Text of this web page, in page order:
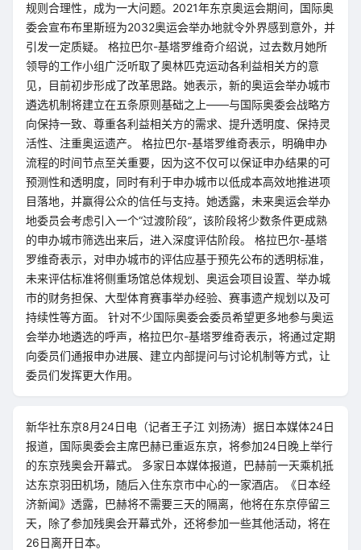
规则合理性，成为一大问题。2021年东京奥运会期间，国际奥
委会宣布布里斯班为2032奥运会举办地就令外界感到意外，并
引发一定质疑。 格拉巴尔-基塔罗维奇介绍说，过去数月她所
领导的工作小组广泛听取了奥林匹克运动各利益相关方的意
见，目前初步形成了改革思路。她表示，新的奥运会举办城市
遴选机制将建立在五条原则基础之上——与国际奥委会战略方
向保持一致、尊重各利益相关方的需求、提升透明度、保持灵
活性、注重奥运遗产。 格拉巴尔-基塔罗维奇表示，明确申办
流程的时间节点至关重要，因为这不仅可以保证申办结果的可
预测性和透明度，同时有利于申办城市以低成本高效地推进项
目落地，并赢得公众的信任与支持。她透露，未来奥运会举办
地委员会考虑引入一个“过渡阶段”，该阶段将少数条件更成熟
的申办城市筛选出来后，进入深度评估阶段。 格拉巴尔-基塔
罗维奇表示，对申办城市的评估应基于预先公布的透明标准，
未来评估标准将侧重场馆总体规划、奥运会项目设置、举办城
市的财务担保、大型体育赛事举办经验、赛事遗产规划以及可
持续性等方面。 针对不少国际奥委会委员希望更多地参与奥运
会举办地遴选的呼声，格拉巴尔-基塔罗维奇表示，将通过定期
向委员们通报申办进展、建立内部提问与讨论机制等方式，让
委员们发挥更大作用。
新华社东京8月24日电（记者王子江 刘扬涛）据日本媒体24日
报道，国际奥委会主席巴赫已重返东京，将参加24日晚上举行
的东京残奥会开幕式。 多家日本媒体报道，巴赫前一天乘机抵
达东京羽田机场，随后入住东京市中心的一家酒店。《日本经
济新闻》透露，巴赫将不需要三天的隔离，他将在东京停留三
天，除了参加残奥会开幕式外，还将参加一些其他活动，将在
26日离开日本。